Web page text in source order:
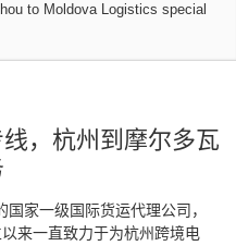
to Moldova Logistics special
，杭州到摩尔多瓦
家一级国际货运代理公司，
来一直致力于为杭州跨境电